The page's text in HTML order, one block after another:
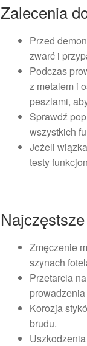
Zalecenia
Przed
zwarć i
Podczas
z metalem i
peszlami,
Sprawdź
wszystkich
Jeżeli
testy
Zmęczenie
szynach
Przetarcia
Korozja
brudu.